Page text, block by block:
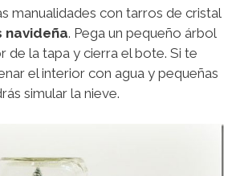
manualidades con tarros de cristal
navideña. Pega un pequeño árbol
de la tapa y cierra el bote. Si te
el interior con agua y pequeñas
simular la nieve.